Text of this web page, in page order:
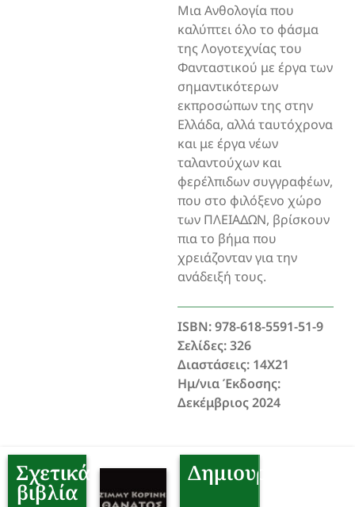
Μια Ανθολογία που
καλύπτει όλο το φάσμα
της Λογοτεχνίας του
Φανταστικού με έργα των
σημαντικότερων
εκπροσώπων της στην
Ελλάδα, αλλά ταυτόχρονα
και με έργα νέων
ταλαντούχων και
φερέλπιδων συγγραφέων,
που στο φιλόξενο χώρο
των ΠΛΕΙΑΔΩΝ, βρίσκουν
πια το βήμα που
χρειάζονταν για την
ανάδειξή τους.
ISBN: 978-618-5591-51-9
Σελίδες: 326
Διαστάσεις: 14Χ21
Ημ/νια Έκδοσης:
Δεκέμβριος 2024
Σχετικά
βιβλία
Δημιουργοί